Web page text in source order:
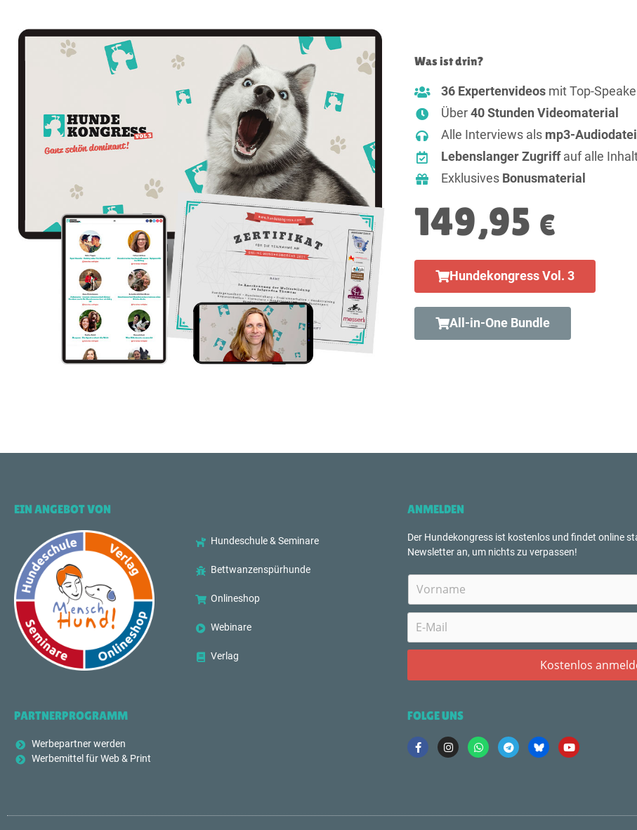
Was ist drin?
36 Expertenvideosmit Top-
Über 40 Stunden Videomaterial
Alle Interviews als mp3-Audiodatei
Lebenslanger Zugriffauf alle
Exklusives Bonusmaterial
149,95 €
Hundekongress Vol. 3
All-in-One Bundle
EIN ANGEBOT VON
Hundeschule & Seminare
Bettwanzenspürhunde
Onlineshop
Webinare
Verlag
ANMELDEN
Der Hundekongress ist kostenlos und findet online
Newsletter an, um nichts zu verpassen!
PARTNERPROGRAMM
Werbepartner werden
Werbemittel für Web & Print
FOLGE UNS